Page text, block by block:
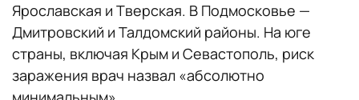
Ярославская и Тверская. В Подмосковье —
Дмитровский и Талдомский районы. На юге
страны, включая Крым и Севастополь, риск
заражения врач назвал «абсолютно